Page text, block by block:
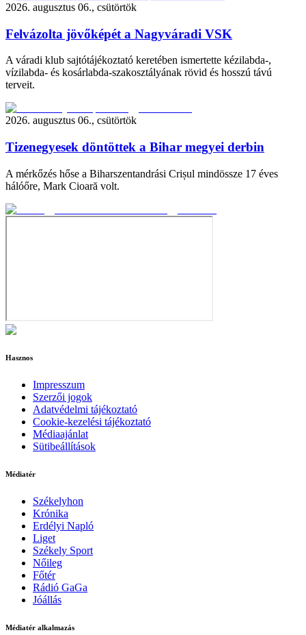
2026. augusztus 06., csütörtök
Felvázolta jövőképét a Nagyváradi VSK
A váradi klub sajtótájékoztató keretében ismertette kézilabda-,
vízilabda- és kosárlabda-szakosztályának rövid és hosszú távú
terveit.
2026. augusztus 06., csütörtök
Tizenegyesek döntöttek a Bihar megyei derbin
A mérkőzés hőse a Biharszentandrási Crișul mindössze 17 éves
hálóőre, Mark Cioară volt.
Hasznos
Impresszum
Szerzői jogok
Adatvédelmi tájékoztató
Cookie-kezelési tájékoztató
Médiaajánlat
Sütibeállítások
Médiatér
Székelyhon
Krónika
Erdélyi Napló
Liget
Székely Sport
Nőileg
Főtér
Rádió GaGa
Jóállás
Médiatér alkalmazás